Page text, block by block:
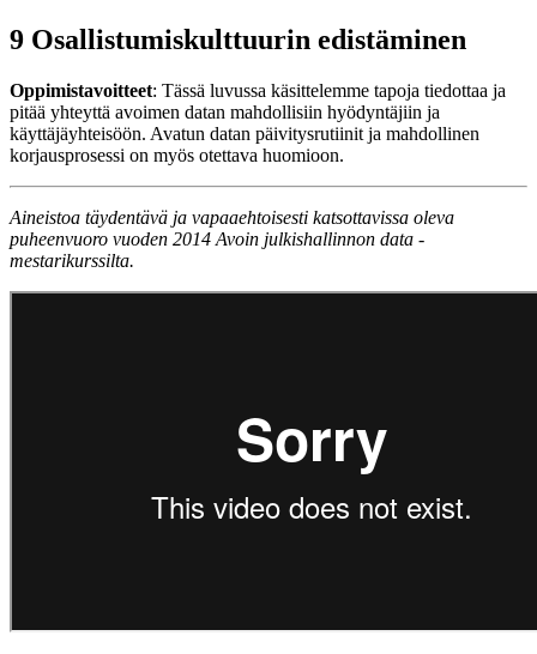
9 Osallistumiskulttuurin edistäminen
Oppimistavoitteet: Tässä luvussa käsittelemme tapoja tiedottaa ja
pitää yhteyttä avoimen datan mahdollisiin hyödyntäjiin ja
käyttäjäyhteisöön. Avatun datan päivitysrutiinit ja mahdollinen
korjausprosessi on myös otettava huomioon.
Aineistoa täydentävä ja vapaaehtoisesti katsottavissa oleva
puheenvuoro vuoden 2014 Avoin julkishallinnon data -
mestarikurssilta.